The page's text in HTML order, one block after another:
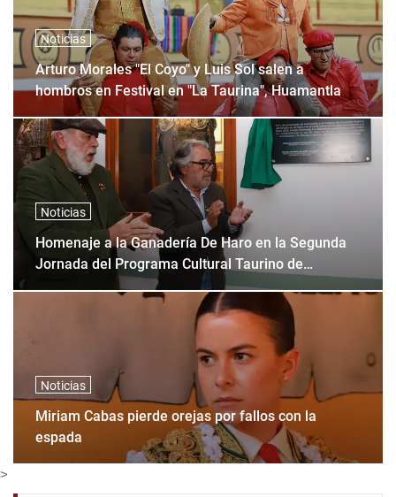
Noticias
Arturo Morales "El Coyo" y Luis Sol salen a
hombros en Festival en "La Taurina", Huamantla
Noticias
Homenaje a la Ganadería De Haro en la Segunda
Jornada del Programa Cultural Taurino de
Noticias
Miriam Cabas pierde orejas por fallos con la
espada
>